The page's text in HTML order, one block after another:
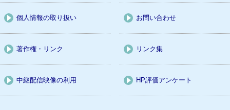
個人情報の取り扱い お問い合わせ
著作権・リンク リンク集
中継配信映像の利用 HP評価アンケート